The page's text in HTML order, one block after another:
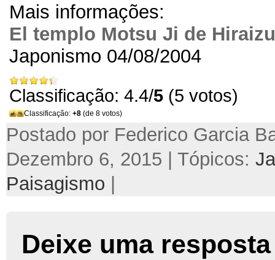
Mais informações:
El templo Motsu Ji de
Japonismo 04/08/2004
Classificação: 4.4/5 (5 votos)
Classificação: +8 (de 8 votos)
Postado por Federico Garcia
Dezembro 6, 2015 | Tópicos:
Paisagismo |
Deixe uma resposta